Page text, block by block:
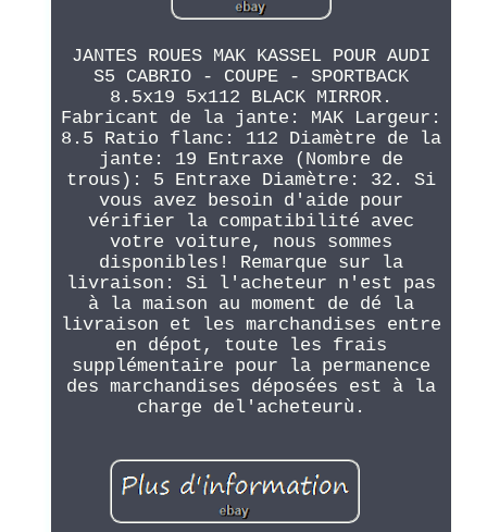
JANTES ROUES MAK KASSEL POUR AUDI
S5 CABRIO - COUPE - SPORTBACK
8.5x19 5x112 BLACK MIRROR.
Fabricant de la jante: MAK Largeur:
8.5 Ratio flanc: 112 Diamètre de la
jante: 19 Entraxe (Nombre de
trous): 5 Entraxe Diamètre: 32. Si
vous avez besoin d'aide pour
vérifier la compatibilité avec
votre voiture, nous sommes
disponibles! Remarque sur la
livraison: Si l'acheteur n'est pas
à la maison au moment de dé la
livraison et les marchandises entre
en dépot, toute les frais
supplémentaire pour la permanence
des marchandises déposées est à la
charge del'acheteurù.